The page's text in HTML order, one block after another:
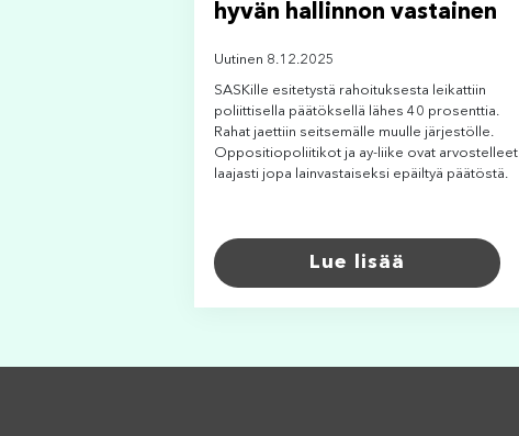
hyvän hallinnon vastainen
Uutinen 8.12.2025
SASKille esitetystä rahoituksesta leikattiin
poliittisella päätöksellä lähes 40 prosenttia.
Rahat jaettiin seitsemälle muulle järjestölle.
Oppositiopoliitikot ja ay-liike ovat arvostelleet
laajasti jopa lainvastaiseksi epäiltyä päätöstä.
Lue lisää